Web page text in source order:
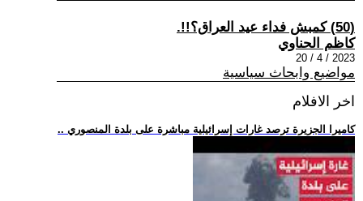
(50) كمبش فداء عيد العراق؟!!.
كاظم الحناوي
2023 / 4 / 20
مواضيع وابحاث سياسية
اخر الافلام
.. كاميرا الجزيرة ترصد غارات إسرائيلية مباشرة على بلدة المنصوري